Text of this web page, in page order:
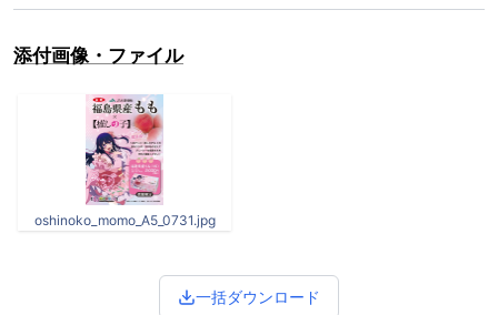
添付画像・ファイル
oshinoko_momo_A5_0731.jpg
一括ダウンロード